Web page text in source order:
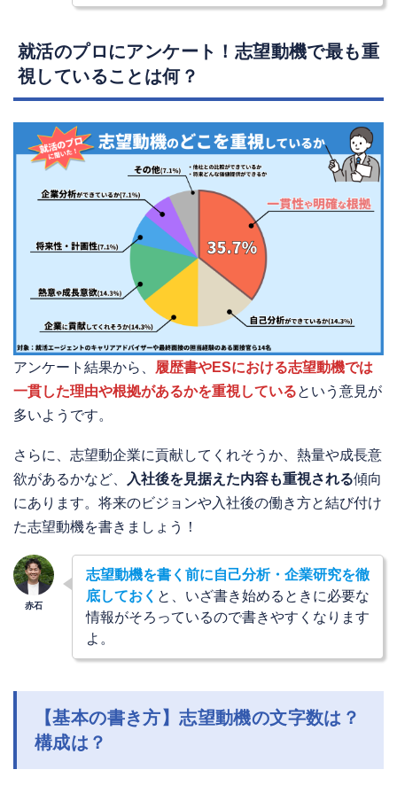
就活のプロにアンケート！志望動機で最も重
視していることは何？
アンケート結果から、
履歴書やESにおける志望動機では
一貫した理由や根拠があるかを重視しているという意見が
多いようです。
さらに、志望動企業に貢献してくれそうか、熱量や成長意
欲があるかなど、
入社後を見据えた内容も重視される傾向
にあります。将来のビジョンや入社後の働き方と結び付け
た志望動機を書きましょう！
志望動機を書く前に自己分析・企業研究を徹
底しておく と、いざ書き始めるときに必要な
情報がそろっているので書きやすくなります
よ。
【基本の書き方】志望動機の文字数は？
構成は？